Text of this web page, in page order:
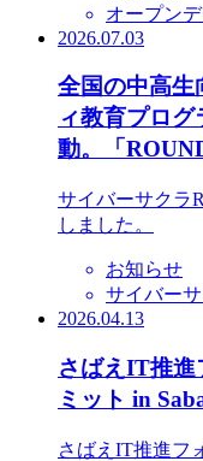
オープン
2026.07.03
全国の中高生
ィ教育プロ
動。「
サイバーサクラ
しました。
お知らせ
サイバー
2026.04.13
さばえIT推進
ミット in
さばえIT推進フ